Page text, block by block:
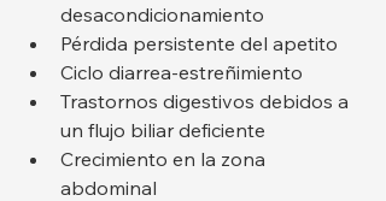
desacondicionamiento
Pérdida persistente del apetito
Ciclo diarrea-estreñimiento
Trastornos digestivos debidos a
un flujo biliar deficiente
Crecimiento en la zona
abdominal